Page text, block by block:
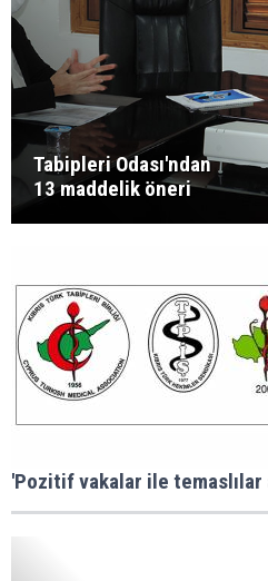
Tabipleri Odası'ndan
13 maddelik öneri
'Pozitif vakalar ile temaslılar